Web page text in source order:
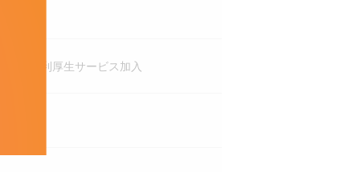
所、福利厚生サービス加入